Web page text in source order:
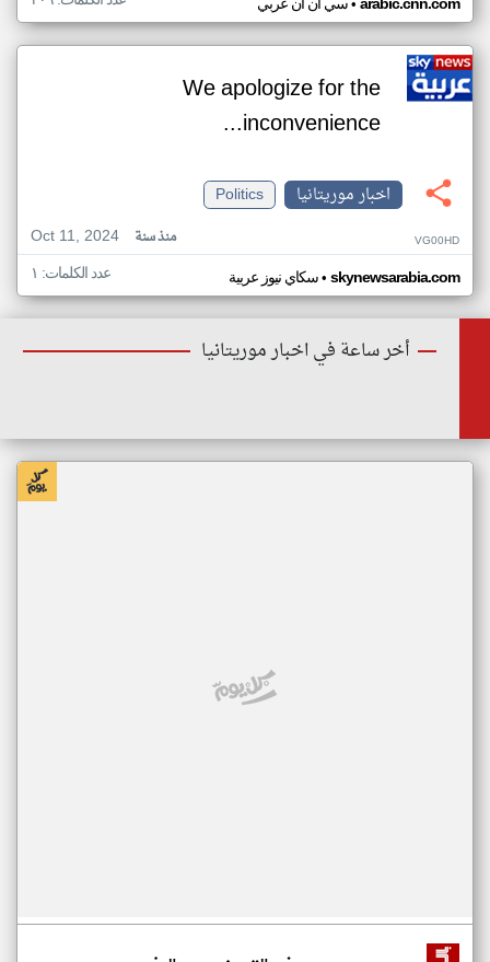
We apologize for the
inconvenience...
اخبار موريتانيا
Politics
Oct 11, 2024
منذ سنة VG00HD
سكاي نيوز عربية• skynewsarabia.com عدد الكلمات: ١
أخر ساعة في اخبار موريتانيا